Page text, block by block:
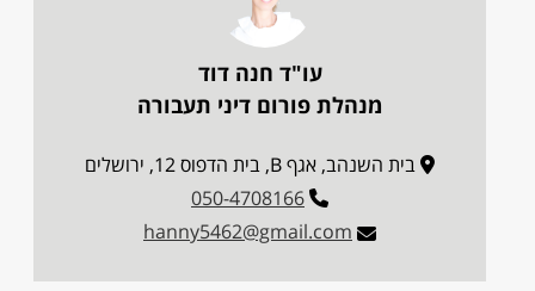
עו"ד חנה דוד
מנהלת פורום דיני תעבורה
בית השנהב, אגף B, בית הדפוס 12, ירושלים
050-4708166
hanny5462@gmail.com